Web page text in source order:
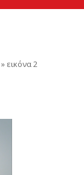
» εικόνα 2